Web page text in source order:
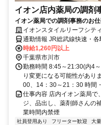
イオン店内薬局の調剤
イオン薬局での調剤事務のお
イオンスタイルリーフシテ
通勤情報 JR総武線快速・
時給1,260円以上
千葉県市川市
勤務時間 8:45～21:30(内4
り変更になる可能性があり
00、14：30～21：30 時間
仕事内容 店内イオン薬局で
ジ、品出し、薬剤師さんの
業時間内禁煙
社員登用あり フリーター歓迎 大